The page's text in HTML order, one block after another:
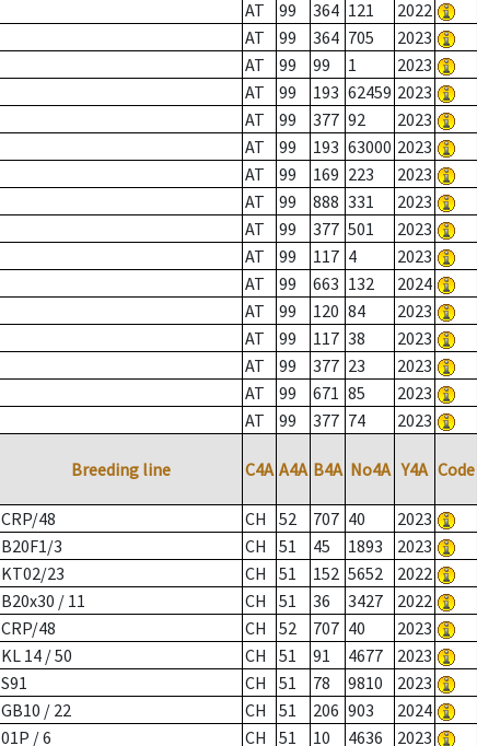
AT 99 364 121 2022
AT 99 364 705 2023
AT 99 99 1 2023
AT 99 193 62459 2023
AT 99 377 92 2023
AT 99 193 63000 2023
AT 99 169 223 2023
AT 99 888 331 2023
AT 99 377 501 2023
AT 99 117 4 2023
AT 99 663 132 2024
AT 99 120 84 2023
AT 99 117 38 2023
AT 99 377 23 2023
AT 99 671 85 2023
AT 99 377 74 2023
Breeding line C4A A4A B4A No4A Y4A Code
CRP/48 CH 52 707 40 2023
B20F1/3 CH 51 45 1893 2023
KT02/23 CH 51 152 5652 2022
B20x30 / 11 CH 51 36 3427 2022
CRP/48 CH 52 707 40 2023
KL 14 / 50 CH 51 91 4677 2023
S91 CH 51 78 9810 2023
GB10 / 22 CH 51 206 903 2024
01P / 6 CH 51 10 4636 2023